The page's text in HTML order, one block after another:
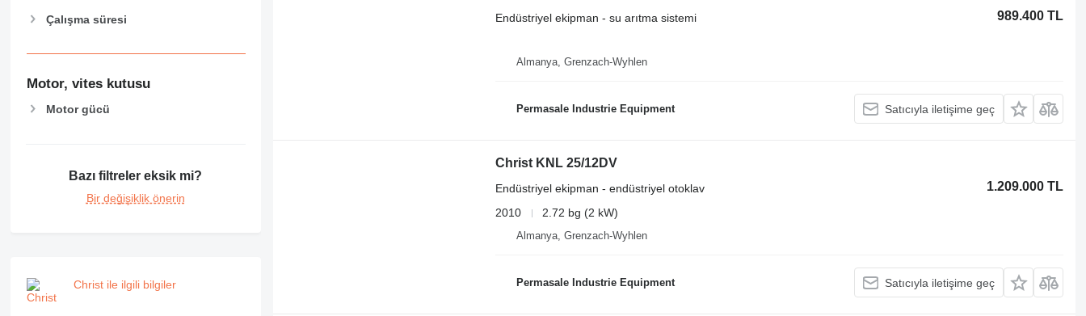
Çalışma süresi
Motor, vites kutusu
Motor gücü
Bazı filtreler eksik mi?
Bir değişiklik önerin
Christ ile ilgili bilgiler
989.400 TL
Endüstriyel ekipman - su arıtma sistemi
Almanya, Grenzach-Wyhlen
Permasale Industrie Equipment Satıcıyla iletişime geç
Christ KNL 25/12DV
1.209.000 TL
Endüstriyel ekipman - endüstriyel otoklav
2010
2.72 bg (2 kW)
Almanya, Grenzach-Wyhlen
Permasale Industrie Equipment Satıcıyla iletişime geç